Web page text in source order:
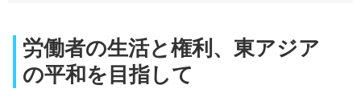
労働者の生活と権利、東アジア
の平和を目指して